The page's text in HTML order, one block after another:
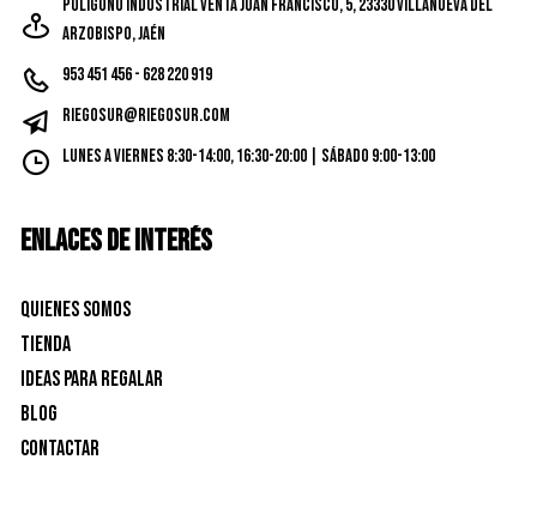
Poligono Industrial Venta Juan Francisco, 5, 23330 Villanueva del
Arzobispo, Jaén
953 451 456 - 628 220 919
riegosur@riegosur.com
Lunes a Viernes 8:30-14:00, 16:30-20:00 | Sábado 9:00-13:00
ENLACES DE INTERÉS
Quienes Somos
Tienda
Ideas para Regalar
Blog
Contactar